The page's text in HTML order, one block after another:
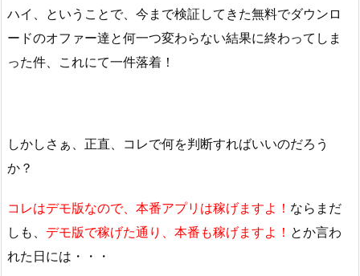
ハイ、ということで、今まで検証してきた無料でダウンロ
ードのオファー達と何一つ変わらない結果に終わってしま
った件、これにて一件落着！
しかしさぁ、正直、コレで何を判断すればいいのだろう
か？
コレはデモ版なので、本番アプリは稼げますよ！ ならまだ
しも、 デモ版で稼げた通り、本番も稼げますよ！ とか言わ
れた日には・・・